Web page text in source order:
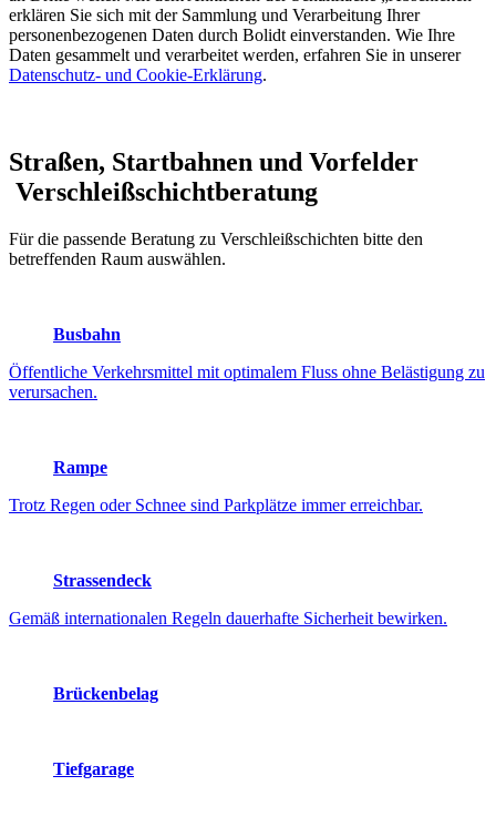
erklären Sie sich mit der Sammlung und Verarbeitung Ihrer
personenbezogenen Daten durch Bolidt einverstanden. Wie Ihre
Daten gesammelt und verarbeitet werden, erfahren Sie in unserer
Datenschutz- und Cookie-Erklärung.
Straßen, Startbahnen und Vorfelder
Verschleißschichtberatung
Für die passende Beratung zu Verschleißschichten bitte den
betreffenden Raum auswählen.
Busbahn
Öffentliche Verkehrsmittel mit optimalem Fluss ohne Belästigung zu
verursachen.
Rampe
Trotz Regen oder Schnee sind Parkplätze immer erreichbar.
Strassendeck
Gemäß internationalen Regeln dauerhafte Sicherheit bewirken.
Brückenbelag
Tiefgarage